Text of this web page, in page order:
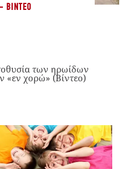
ΒΊΝΤΕΟ
των ηρωίδων
«εν χορώ» (Βίντεο)